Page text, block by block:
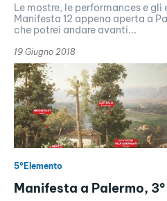
Le mostre, le performances e
Manifesta 12 appena aperta a
che potrei andare avanti...
19 Giugno 2018
5°Elemento
Manifesta a Palermo,